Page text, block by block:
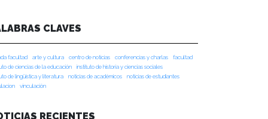
CLAVES
facultad arte y cultura centro de noticias conferencias y charlas
facultad
de ciencias de la educación
instituto de historia y ciencias sociales
de lingüística y literatura
noticias de académicos
noticias de estudiantes
vinculación
RECIENTES